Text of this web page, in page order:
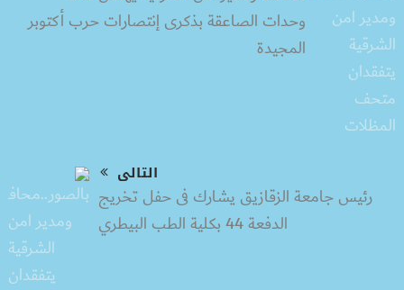
وحدات الصاعقة بذكرى إنتصارات حرب أكتوبر
المجيدة
التالى
رئيس جامعة الزقازيق يشارك فى حفل تخريج
الدفعة 44 بكلية الطب البيطري